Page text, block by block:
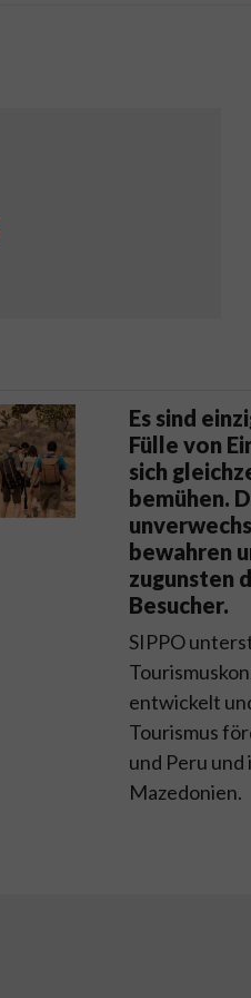
Es sind
Fülle von
sich
bemühen.
bewahren
zugunsten
Besucher.
SIPPO
entwickelt
Tourismus
und Peru und
Mazedonien.